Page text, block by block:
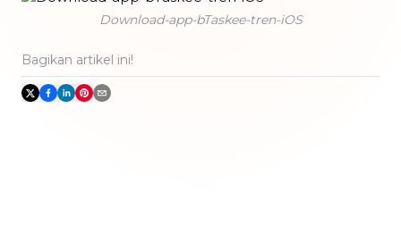
Download-app-bTaskee-tren-iOS
Bagikan artikel ini!